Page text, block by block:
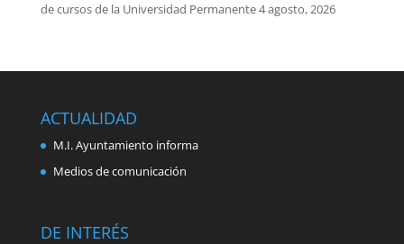
de cursos de la Universidad Permanente4 agosto, 2026
ACTUALIDAD
M.I. Ayuntamiento informa
Medios de comunicación
DE INTERÉS